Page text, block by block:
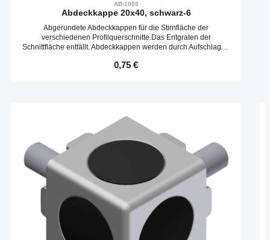
AB-1005
Abdeckkappe 20x40, schwarz-6
Abgerundete Abdeckkappen für die Stirnfläche der
verschiedenen Profilquerschnitte.Das Entgraten der
Schnittfläche entfällt. Abdeckkappen werden durch Aufschlagen
Regulärer Preis:
0,75 €